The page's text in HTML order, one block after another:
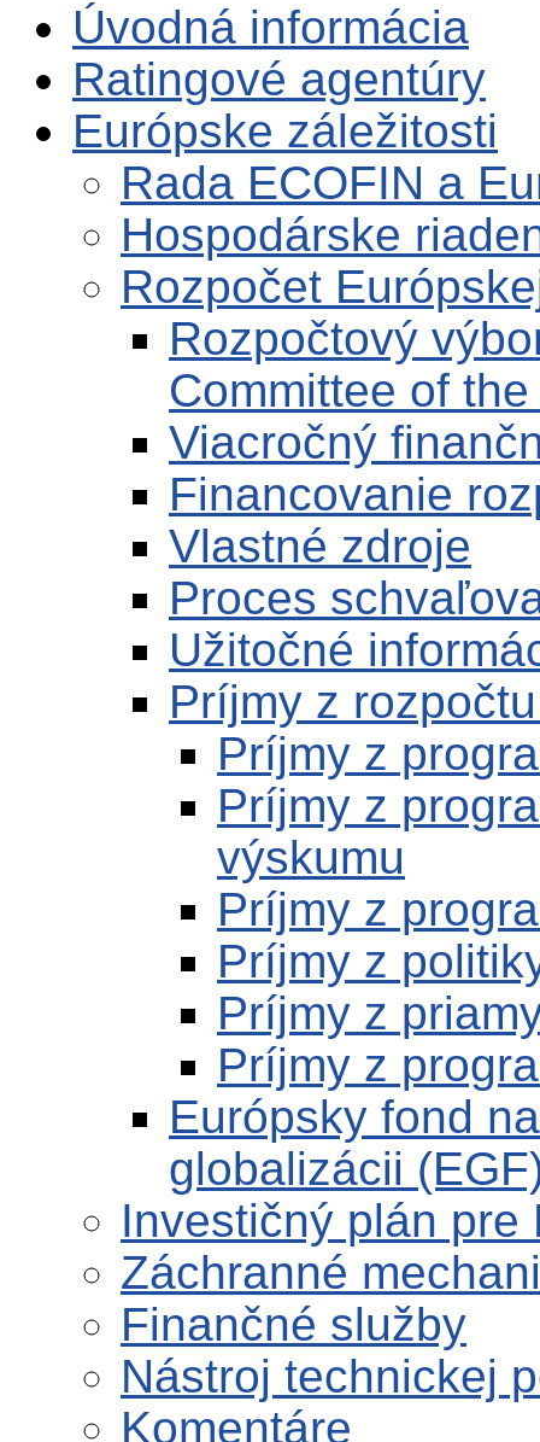
Úvodná informácia
Ratingové agentúry
Európske záležitosti
Rada ECOFIN a
Hospodárske
Rozpočet
Rozpočtový
Committee of
Viacročný
Financovanie
Vlastné zdroje
Proces
Užitočné
Príjmy z
Príjmy z
Príjmy z
výskumu
Príjmy z
Príjmy z
Príjmy z
Príjmy z
Európsky fond
globalizácii
Investičný plán pre
Záchranné
Finančné služby
Nástroj technickej
Komentáre